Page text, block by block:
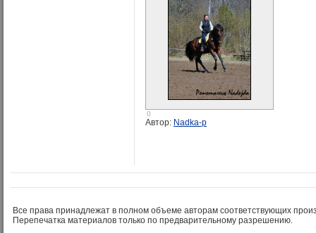
0
Автор: Nadka-p
Все права принадлежат в полном объеме авторам соответствующих
Перепечатка материалов только по предварительному разрешению.